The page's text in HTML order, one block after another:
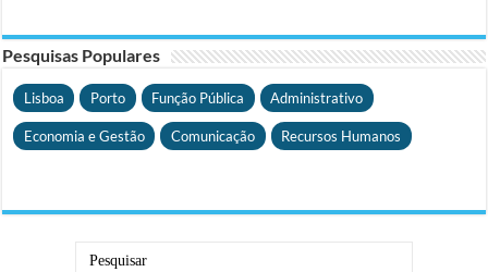
Pesquisas Populares
Lisboa Porto Função Pública Administrativo
Economia e Gestão Comunicação Recursos Humanos